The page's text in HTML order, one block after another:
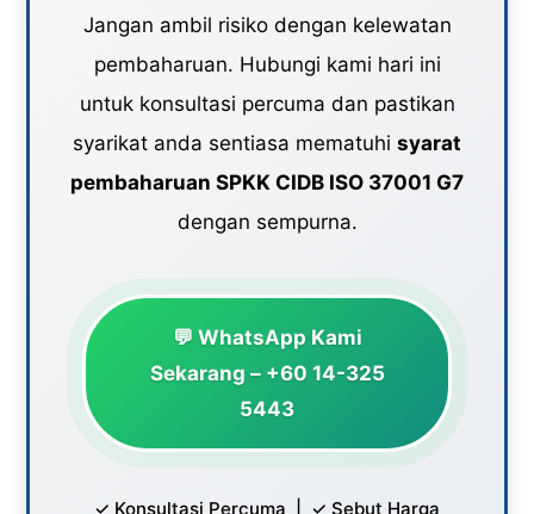
lawatan audit.
Jangan ambil risiko dengan kelewatan
pembaharuan. Hubungi kami hari ini
untuk konsultasi percuma dan pastikan
syarikat anda sentiasa mematuhi syarat
pembaharuan SPKK CIDB ISO 37001 G7
dengan sempurna.
💬 WhatsApp Kami
Sekarang – +60 14-325
5443
✓ Konsultasi Percuma | ✓ Sebut Harga